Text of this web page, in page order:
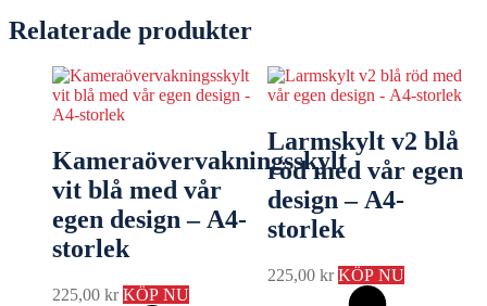
Relaterade produkter
Kameraövervakningsskylt
vit blå med vår
egen design – A4-
storlek
225,00 kr KÖP NU
Larmskylt v2 blå
röd med vår egen
design – A4-
storlek
225,00kr KÖP NU